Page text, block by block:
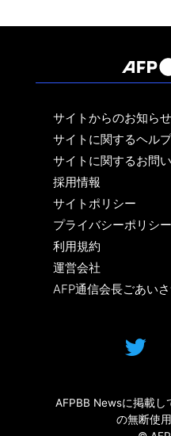
サイトからのお知らせ
サイトに関するヘル
サイトに関するお問
採用情報
サイトポリシー
プライバシーポリシー
利用規約
運営会社
AFP通信会長ごあい
AFPBB Newsに掲載
の無断使